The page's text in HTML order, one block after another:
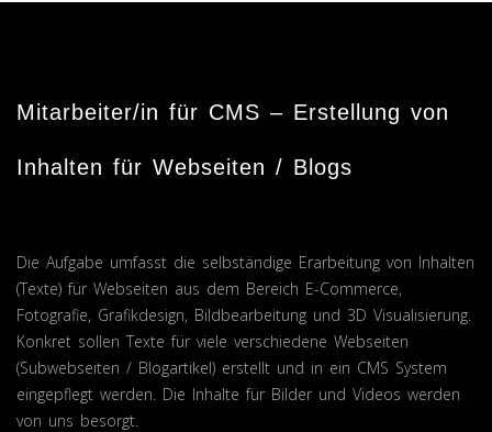
Mitarbeiter/in für CMS – Erstellung von
Inhalten für Webseiten / Blogs
Die Aufgabe umfasst die selbständige Erarbeitung von Inhalten
(Texte) für Webseiten aus dem Bereich E-Commerce,
Fotografie, Grafikdesign, Bildbearbeitung und 3D Visualisierung.
Konkret sollen Texte für viele verschiedene Webseiten
(Subwebseiten / Blogartikel) erstellt und in ein CMS System
eingepflegt werden. Die Inhalte für Bilder und Videos werden
von uns besorgt.